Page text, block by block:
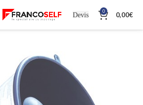
Devis 0 0,00€